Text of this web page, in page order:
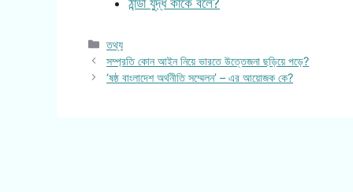
Categories
তথ্য
সম্প্রতি কোন আইন নিয়ে ভারতে উত্তেজনা ছড়িয়ে পড়ে?
‘ষষ্ঠ বাংলাদেশ অর্থনীতি সম্মেলন’ – এর আয়োজক কে?